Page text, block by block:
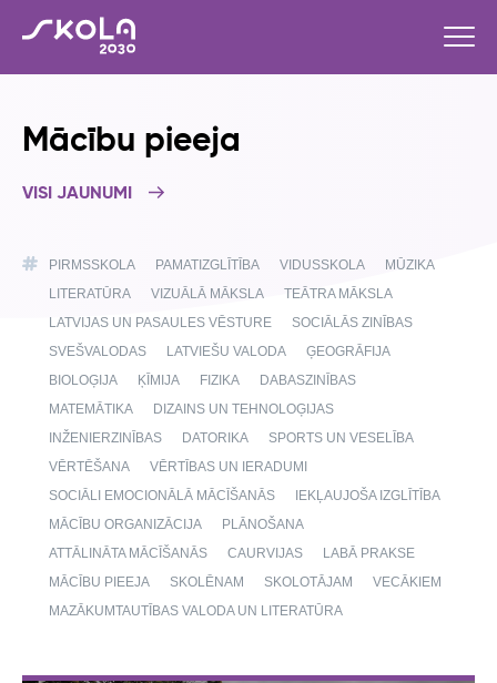
Mācību pieeja
VISI JAUNUMI
PIRMSSKOLA PAMATIZGLĪTĪBA VIDUSSKOLA
MŪZIKA
LITERATŪRA
VIZUĀLĀ MĀKSLA
TEĀTRA MĀKSLA
LATVIJAS UN PASAULES VĒSTURE
SOCIĀLĀS ZINĪBAS
SVEŠVALODAS
LATVIEŠU VALODA
ĢEOGRĀFIJA
BIOLOĢIJA
ĶĪMIJA FIZIKA
DABASZINĪBAS
MATEMĀTIKA
DIZAINS UN TEHNOLOĢIJAS
INŽENIERZINĪBAS
DATORIKA
SPORTS UN VESELĪBA
VĒRTĒŠANA
VĒRTĪBAS UN IERADUMI
SOCIĀLI EMOCIONĀLĀ MĀCĪŠANĀS
IEKĻAUJOŠA IZGLĪTĪBA
MĀCĪBU ORGANIZĀCIJA
PLĀNOŠANA
ATTĀLINĀTA MĀCĪŠANĀS
CAURVIJAS
LABĀ PRAKSE
MĀCĪBU PIEEJA
SKOLĒNAM SKOLOTĀJAM
VECĀKIEM
MAZĀKUMTAUTĪBAS VALODA UN LITERATŪRA